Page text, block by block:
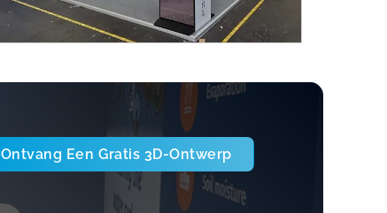
Ontvang Een Gratis 3D-Ontwerp